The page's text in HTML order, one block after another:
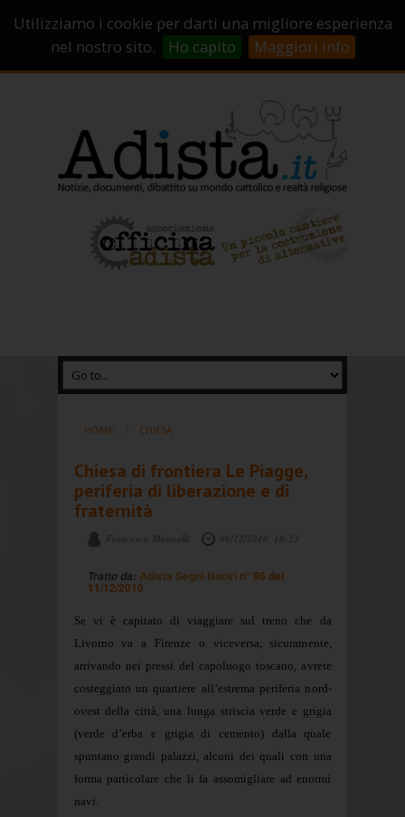
Utilizziamo i cookie per darti una migliore esperienza
nel nostro sito.
Ho capito Maggiori info
Campagne di crowdfunding
Chi Siamo
HOME CHIESA
Chiesa di frontiera Le Piagge,
periferia di liberazione e di
fraternità
Tratto da: Adista Segni Nuovi n° 96 del
11/12/2010
Se vi è capitato di viaggiare sul treno che da
Livorno va a Firenze o viceversa, sicuramente,
arrivando nei pressi del capoluogo toscano, avrete
costeggiato un quartiere all’estrema periferia nord-
ovest della città, una lunga striscia verde e grigia
(verde d’erba e grigia di cemento) dalla quale
spuntano grandi palazzi, alcuni dei quali con una
forma particolare che li fa assomigliare ad enormi
navi.